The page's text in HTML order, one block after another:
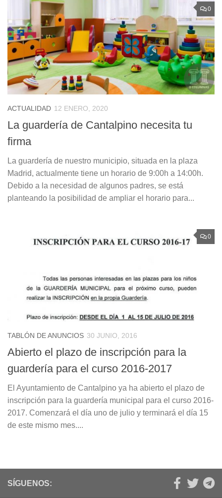
0
ACTUALIDAD 12 ENERO, 2020
La guardería de Cantalpino necesita tu
firma
La guardería de nuestro municipio, situada en la plaza
Madrid, actualmente tiene un horario de 9:00h a 14:00h.
Debido a la necesidad de algunos padres, se está
planteando la posibilidad de ampliar el horario para...
0
TABLÓN DE ANUNCIOS 30 JUNIO, 2016
Abierto el plazo de inscripción para la
guardería para el curso 2016-2017
El Ayuntamiento de Cantalpino ya ha abierto el plazo de
inscripción para la guardería municipal para el curso 2016-
2017. Comenzará el día uno de julio y terminará el día 15
de este mismo mes....
SÍGUENOS: